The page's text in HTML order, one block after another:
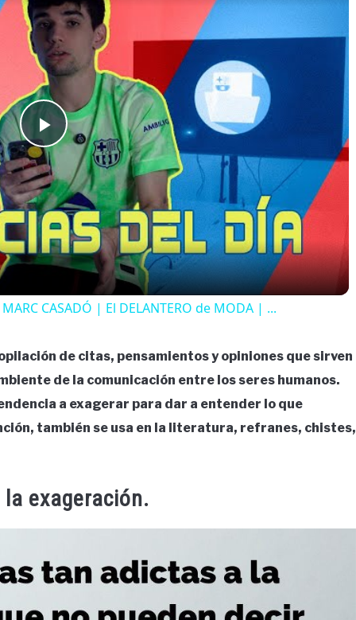
Play
Video
CASADÓ | El DELANTERO de MODA | ...
de citas, pensamientos y opiniones que sirven
de la comunicación entre los seres humanos.
a exagerar para dar a entender lo que
también se usa en la literatura, refranes, chistes,
exageración.